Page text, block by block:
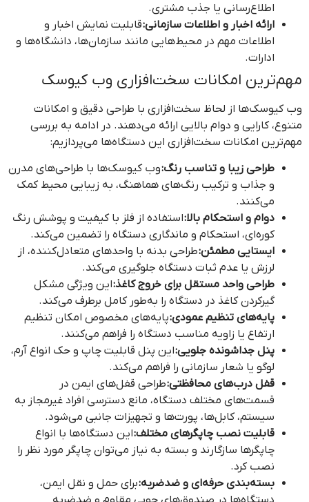
اطلاع‌رسانی یا جذب مشتری.
ارائه اخبار و اطلاعات سازمانی:قابلیت نمایش اخبار و
اطلاعات مهم در محیط‌هایی مانند سازمان‌ها، دانشگاه‌ها و
ادارات.
مهم‌ترین امکانات سخت‌افزاری وب کیوسک
وب کیوسک‌ها از لحاظ سخت‌افزاری با طراحی دقیق و امکانات
متنوع، کارایی و دوام بالایی ارائه می‌دهند. در ادامه به بررسی
مهم‌ترین امکانات سخت‌افزاری این دستگاه‌ها می‌پردازیم:
طراحی زیبا و تناسب رنگ:وب کیوسک‌ها با طراحی‌های مدرن
و جذاب و ترکیب رنگ‌های هماهنگ، به زیبایی محیط کمک
می‌کنند.
دوام و استحکام بالا:استفاده از فلز با کیفیت و پوشش رنگ
کوره‌ای، استحکام و ماندگاری دستگاه را تضمین می‌کند.
ایستایی مطمئن:طراحی بدنه با واحدهای متعادل‌کننده، از
لرزش یا عدم ثبات دستگاه جلوگیری می‌کند.
طراحی واحد مستقل برای خروج کاغذ:این ویژگی مشکل
گیرکردن کاغذ در دستگاه را به‌طور کامل برطرف می‌کند.
پایه‌های تنظیم عمودی:پایه‌های مخصوص امکان تنظیم
ارتفاع یا زاویه مناسب دستگاه را فراهم می‌کنند.
پنل جداشونده جلویی:این پنل قابلیت چاپ و حک انواع آرم،
لوگو یا شعار سازمانی را فراهم می‌کند.
قفل درب‌های محافظتی:طراحی قفل‌های ایمن در
قسمت‌های مختلف دستگاه، مانع دسترسی افراد غیرمجاز به
سیستم، کابل‌ها، پورت‌ها و تجهیزات جانبی می‌شود.
قابلیت نصب چاپگرهای مختلف:این دستگاه‌ها با انواع
چاپگرها سازگارند و بسته به نیاز می‌توان چاپگر مورد نظر را
نصب کرد.
بسته‌بندی حرفه‌ای و ضدضربه:برای حمل و نقل ایمن،